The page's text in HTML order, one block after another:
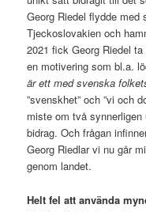
Georg Riedel flydde med
Tjeckoslovakien och
2021 fick Georg Riedel
en motivering som bl.a.
är ett med svenska
”svenskhet” och ”vi och
miste om två
bidrag. Och frågan
Georg Riedlar vi nu går
genom landet.
Helt fel att använda